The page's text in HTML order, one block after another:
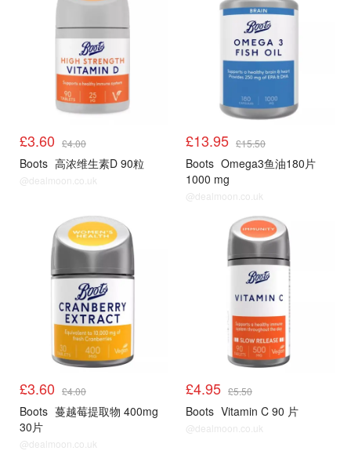
£3.60 £4.00
Boots 高浓维生素D 90粒
@dealmoon.co.uk
£13.95 £15.50
Boots Omega3鱼油180片
1000 mg
@dealmoon.co.uk
£3.60 £4.00
Boots 蔓越莓提取物 400mg
30片
@dealmoon.co.uk
£4.95 £5.50
Boots Vitamin C 90 片
@dealmoon.co.uk